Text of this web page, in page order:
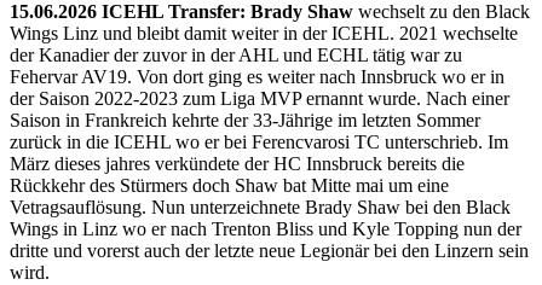
15.06.2026 ICEHL Transfer: Brady Shaw wechselt zu den Black
Wings Linz und bleibt damit weiter in der ICEHL. 2021 wechselte
der Kanadier der zuvor in der AHL und ECHL tätig war zu
Fehervar AV19. Von dort ging es weiter nach Innsbruck wo er in
der Saison 2022-2023 zum Liga MVP ernannt wurde. Nach einer
Saison in Frankreich kehrte der 33-Jährige im letzten Sommer
zurück in die ICEHL wo er bei Ferencvarosi TC unterschrieb. Im
März dieses jahres verkündete der HC Innsbruck bereits die
Rückkehr des Stürmers doch Shaw bat Mitte mai um eine
Vetragsauflösung. Nun unterzeichnete Brady Shaw bei den Black
Wings in Linz wo er nach Trenton Bliss und Kyle Topping nun der
dritte und vorerst auch der letzte neue Legionär bei den Linzern sein
wird.